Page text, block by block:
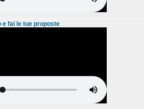
e fai le tue proposte